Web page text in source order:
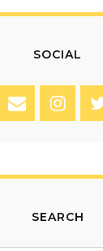
SOCIAL
SEARCH